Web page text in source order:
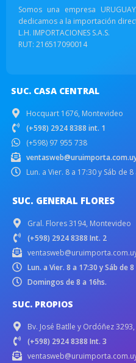
Somos una empresa
dedicamos a la importación
L.H. IMPORTACIONES S.A.S.
RUT: 216517090014
SUC. CASA CENTRAL
Hocquart 1676, Montevideo
(+598) 2924 8388 int. 1
(+598) 97 955 738
Lun. a Vier. 8 a 17:30 y Sáb de 8
SUC. GENERAL FLORES
Gral. Flores 3194, Montevideo
(+598) 2924 8388 Int. 2
Lun. a Vier. 8 a 17:30 y Sáb de 8
Domingos de 8 a 16hs.
SUC. PROPIOS
Bv. José Batlle y Ordóñez
(+598) 2924 8388 Int. 3